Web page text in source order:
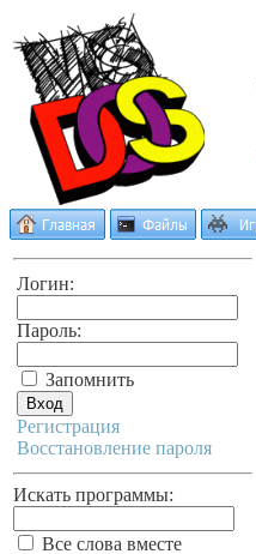
Логин:
Пароль:
Запомнить
Регистрация
Восстановление пароля
Искать программы:
Все слова вместе